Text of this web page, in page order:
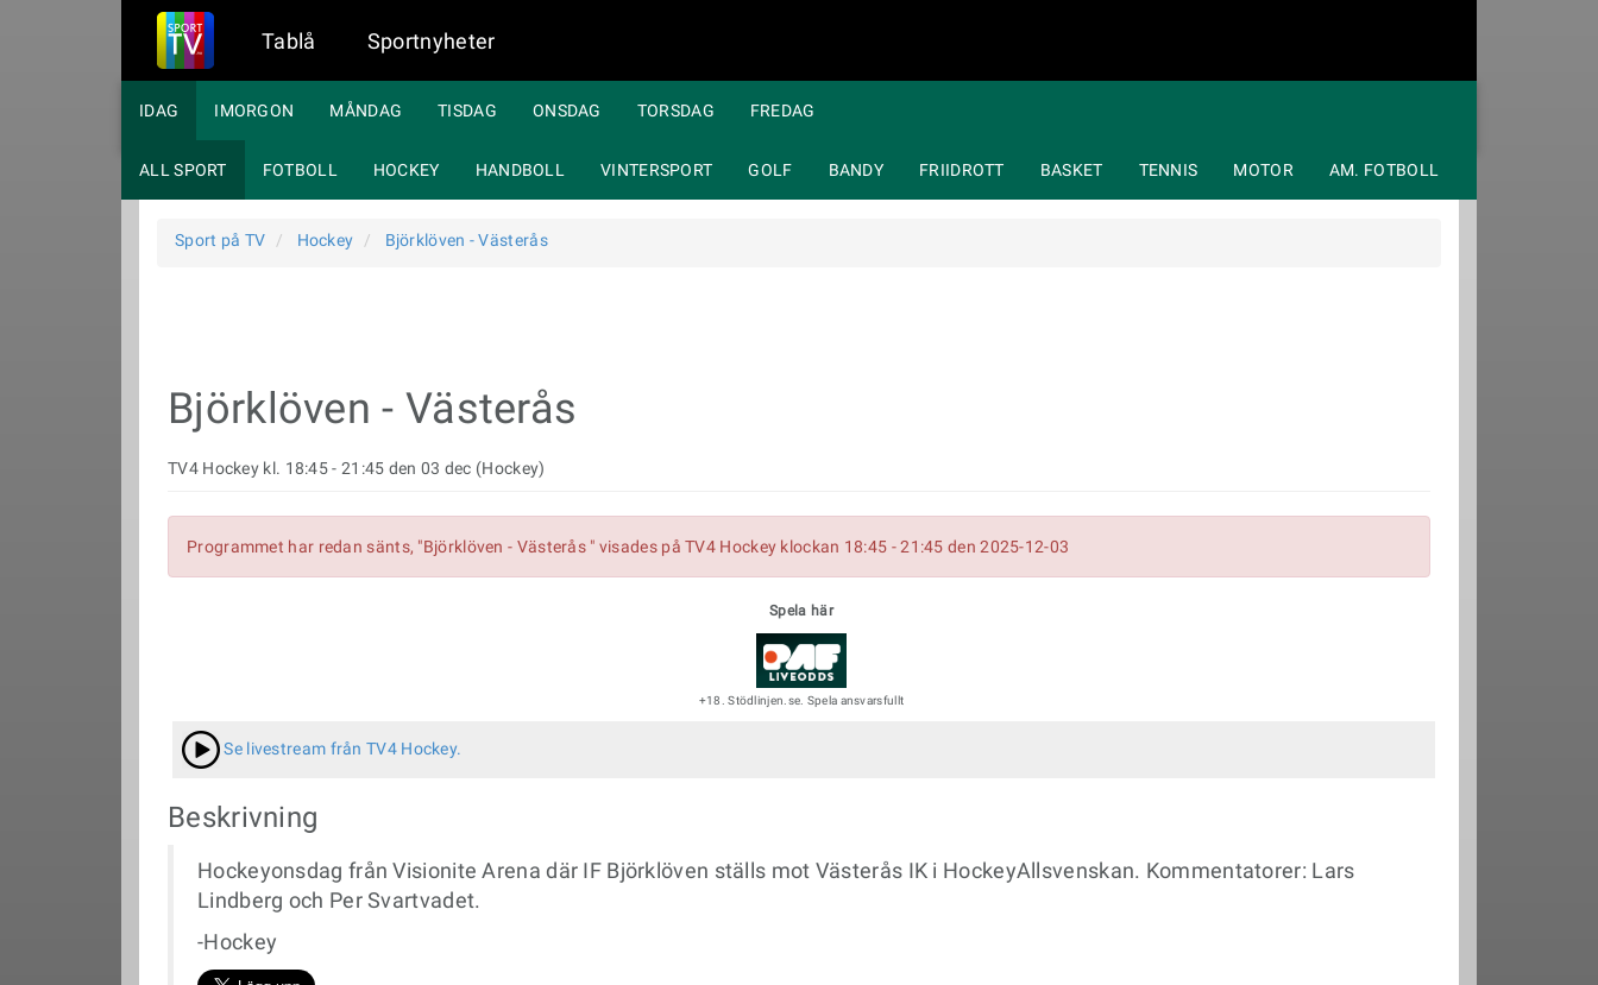
Tablå Sportnyheter
IDAG IMORGON MÅNDAG TISDAG ONSDAG TORSDAG FREDAG
ALL SPORT FOTBOLL HOCKEY HANDBOLL VINTERSPORT GOLF BANDY FRIIDROTT BASKET TENNIS MOTOR AM. FOTBOLL
Sport på TV Hockey Björklöven - Västerås
Björklöven - Västerås
TV4 Hockey kl. 18:45 - 21:45 den 03 dec (Hockey)
Programmet har redan sänts, "Björklöven - Västerås " visades på TV4 Hockey klockan 18:45 - 21:45 den 2025-12-03
Spela här
+18. Stödlinjen.se. Spela ansvarsfullt
Se livestream från TV4 Hockey.
Beskrivning
Hockeyonsdag från Visionite Arena där IF Björklöven ställs mot Västerås IK i HockeyAllsvenskan. Kommentatorer: Lars
Lindberg och Per Svartvadet.
-Hockey